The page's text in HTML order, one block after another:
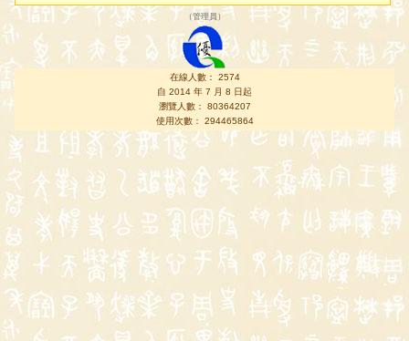
（管理員 ）
在線人數： 2574
自 2014 年 7 月 8 日起
瀏覽人數： 80364207
使用次數： 294465864